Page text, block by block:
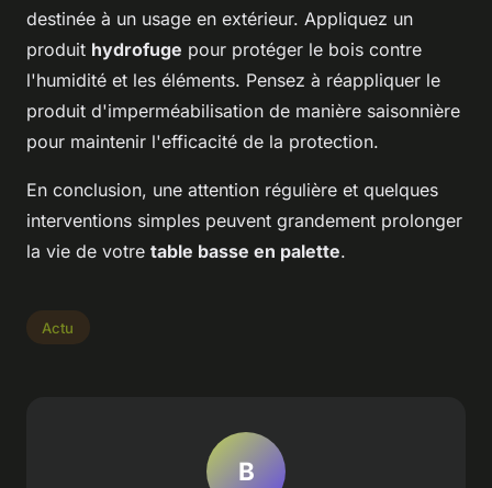
destinée à un usage en extérieur. Appliquez un
produit hydrofuge pour protéger le bois contre
l'humidité et les éléments. Pensez à réappliquer le
produit d'imperméabilisation de manière saisonnière
pour maintenir l'efficacité de la protection.
En conclusion, une attention régulière et quelques
interventions simples peuvent grandement prolonger
la vie de votre table basse en palette.
Actu
B